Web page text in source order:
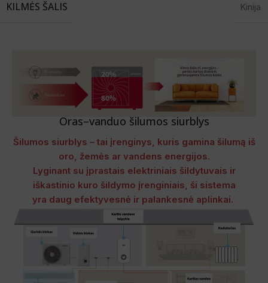
KILMĖS ŠALIS Kinija
Oras–vanduo šilumos siurblys
Šilumos siurblys – tai įrenginys, kuris gamina šilumą iš
oro, žemės ar vandens energijos.
Lyginant su įprastais elektriniais šildytuvais ir
iškastinio kuro šildymo įrenginiais, ši sistema
yra daug efektyvesnė ir palankesnė aplinkai.